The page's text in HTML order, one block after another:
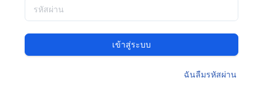
เข้าสู่ระบบ
ฉันลืมรหัสผ่าน